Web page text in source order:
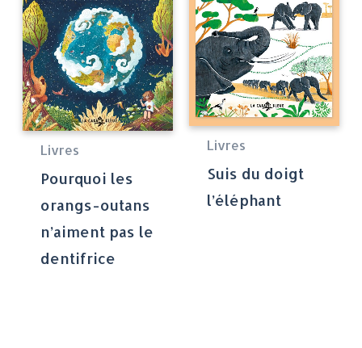
Livres
Pourquoi les
orangs-outans
n’aiment pas le
dentifrice
Livres
Suis du doigt
l’éléphant